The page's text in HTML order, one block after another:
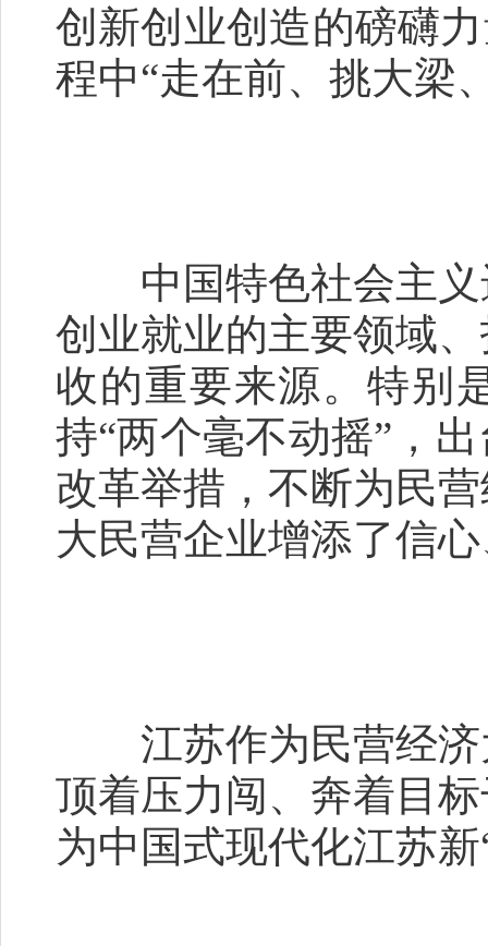
创新创业创造的磅礴
程中“走在前、挑大梁
中国特色社会主义
创业就业的主要领域
收的重要来源。特别
持“两个毫不动摇”，
改革举措，不断为民
大民营企业增添了信
江苏作为民营经济
顶着压力闯、奔着目
为中国式现代化江苏